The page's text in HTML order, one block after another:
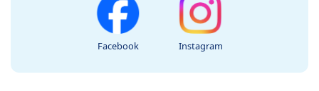
Facebook Instagram